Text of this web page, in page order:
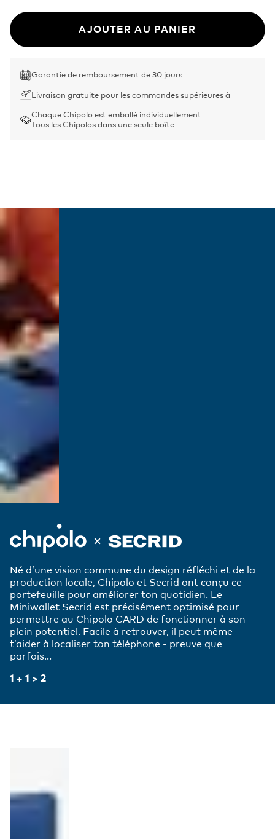
AJOUTER AU PANIER
Garantie de remboursement de 30 jours
Livraison gratuite pour les commandes supérieures à
Chaque Chipolo est emballé individuellement
Tous les Chipolos dans une seule boîte
Né d’une vision commune du design réfléchi et de la
production locale, Chipolo et Secrid ont conçu ce
portefeuille pour améliorer ton quotidien. Le
Miniwallet Secrid est précisément optimisé pour
permettre au Chipolo CARD de fonctionner à son
plein potentiel. Facile à retrouver, il peut même
t’aider à localiser ton téléphone - preuve que
parfois…
1 + 1 > 2